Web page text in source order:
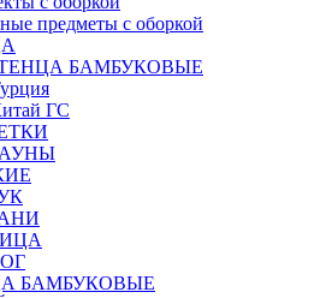
предметы с оборкой
БАМБУКОВЫЕ
ГС
БАМБУКОВЫЕ